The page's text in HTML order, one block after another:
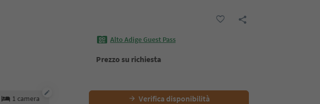
Alto Adige Guest Pass
Prezzo su richiesta
1 camera Verifica disponibilità